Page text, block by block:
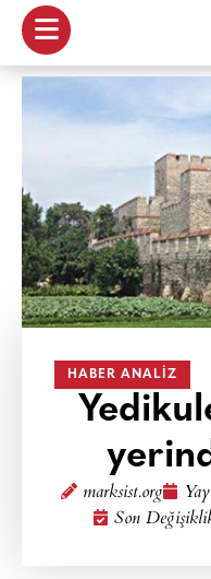
HABER ANALIZ
marksist.org
Son